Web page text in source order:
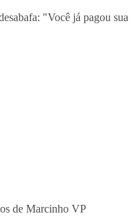
"Você já pagou sua